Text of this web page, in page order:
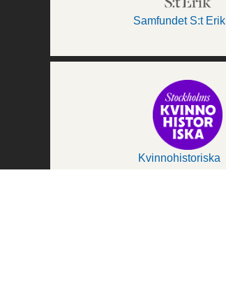
Samfundet S:t Erik
Kvinnohistoriska